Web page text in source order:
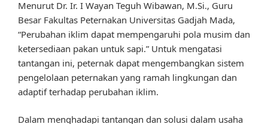
Menurut Dr. Ir. I Wayan Teguh Wibawan, M.Si., Guru
Besar Fakultas Peternakan Universitas Gadjah Mada,
“Perubahan iklim dapat mempengaruhi pola musim dan
ketersediaan pakan untuk sapi.” Untuk mengatasi
tantangan ini, peternak dapat mengembangkan sistem
pengelolaan peternakan yang ramah lingkungan dan
adaptif terhadap perubahan iklim.
Dalam menghadapi tantangan dan solusi dalam usaha